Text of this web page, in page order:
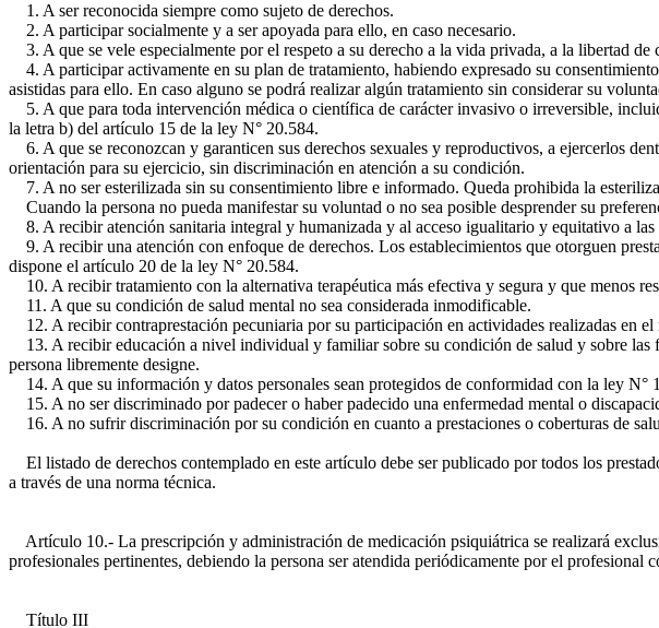
1. A ser reconocida siempre como sujeto de derechos.
2. A participar socialmente y a ser apoyada para ello, en caso necesario.
3. A que se vele especialmente por el respeto a su derecho a la vida privada, a la libertad
4. A participar activamente en su plan de tratamiento, habiendo expresado su
asistidas para ello. En caso alguno se podrá realizar algún tratamiento sin considerar su
5. A que para toda intervención médica o científica de carácter invasivo o irreversible,
la letra b) del artículo 15 de la ley N° 20.584.
6. A que se reconozcan y garanticen sus derechos sexuales y reproductivos, a ejercerlos
orientación para su ejercicio, sin discriminación en atención a su condición.
7. A no ser esterilizada sin su consentimiento libre e informado. Queda prohibida la
Cuando la persona no pueda manifestar su voluntad o no sea posible desprender su
8. A recibir atención sanitaria integral y humanizada y al acceso igualitario y equitativo a las
9. A recibir una atención con enfoque de derechos. Los establecimientos que otorguen
dispone el artículo 20 de la ley N° 20.584.
10. A recibir tratamiento con la alternativa terapéutica más efectiva y segura y que menos
11. A que su condición de salud mental no sea considerada inmodificable.
12. A recibir contraprestación pecuniaria por su participación en actividades realizadas en
13. A recibir educación a nivel individual y familiar sobre su condición de salud y sobre las
persona libremente designe.
14. A que su información y datos personales sean protegidos de conformidad con la ley N°
15. A no ser discriminado por padecer o haber padecido una enfermedad mental o
16. A no sufrir discriminación por su condición en cuanto a prestaciones o coberturas de
El listado de derechos contemplado en este artículo debe ser publicado por todos los
a través de una norma técnica.
Artículo 10.- La prescripción y administración de medicación psiquiátrica se realizará
profesionales pertinentes, debiendo la persona ser atendida periódicamente por el profesional
Título III